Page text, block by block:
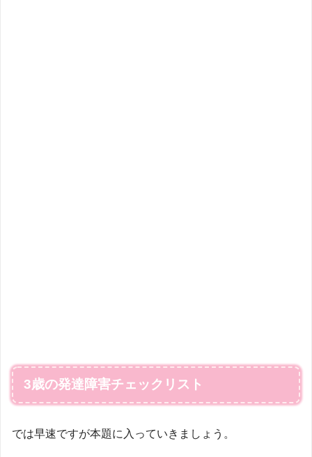
3歳の発達障害チェックリスト
では早速ですが本題に入っていきましょう。